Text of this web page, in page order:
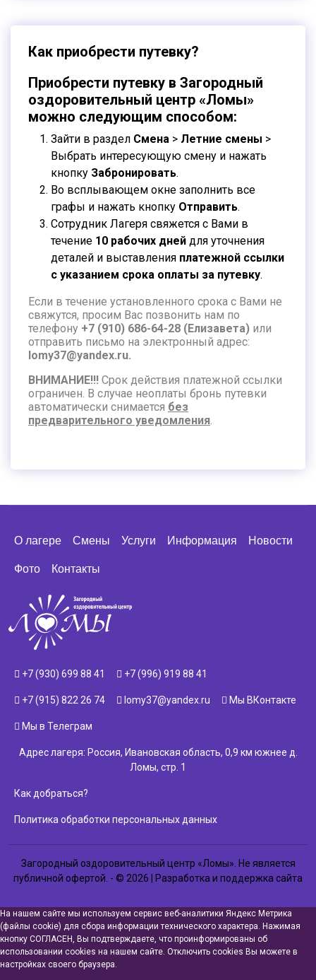
Как приобрести путевку?
Приобрести путевку в Загородный
оздоровительный центр «Ломы»
можно следующим способом:
Зайти в раздел Смена > Летние смены >
Выбрать интересующую смену и нажать
кнопку Забронировать.
Во всплывающем окне заполнить все
графы и нажать кнопку Отправить.
Сотрудник Лагеря свяжется с Вами в
течение 10 рабочих дней для уточнения
деталей и выставления платежной ссылки
с указанием срока оплаты за путевку.
Если в течение установленного срока с Вами не
свяжутся, просим Вас позвонить нам по
телефону +7 (910) 686-64-28 (Елизавета) или
отправить письмо на электронный адрес:
lomy37@yandex.ru.
ВНИМАНИЕ!!! Срок действия платежной ссылки
ограничен. В случае неоплаты бронь путевки
автоматически снимается без
предварительного уведомления.
О лагере Смены Услуги Информация Новости
Фото Контакты
+7 (930) 699 88 41 +7 (996) 919 88 41
+7 (915) 822 26 74 lomy37@yandex.ru Мы ВКонтакте
Мы в Телеграм
Адрес лагеря: Россия, Ивановская область, 0,9 км южнее д.
Ломы, стр. 1
Как добраться?
Политика обработки персональных данных
Загородный оздоровительный центр «Ломы». Не является
публичной офертой. - © 2026 | Разработка и поддержка сайта
На нашем сайте мы используем сервис веб-аналитики Яндекс Метрика
(файлы cookie) для сбора информации технического характера. Нажимая
кнопку СОГЛАСЕН, Вы подтверждаете, что проинформированы об
использовании cookies на нашем сайте. Отключить cookies Вы можете в
настройках своего браузера.